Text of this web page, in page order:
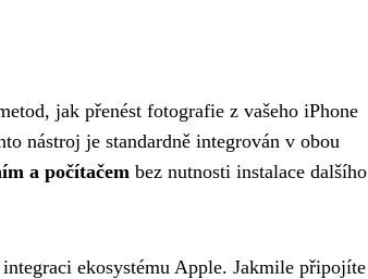
jak přenést fotografie z vašeho iPhone
nástroj je standardně integrován v obou
a počítačem bez nutnosti instalace dalšího
ekosystému Apple. Jakmile připojíte